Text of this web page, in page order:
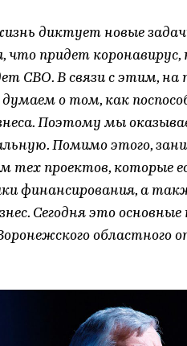
диктует новые
придет коронавирус,
СВО. В связи с этим,
о том, как
Поэтому мы
Помимо этого,
тех проектов, которые
финансирования, а
Сегодня это
областного